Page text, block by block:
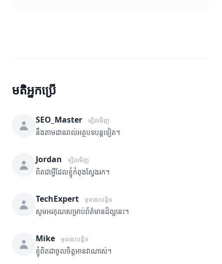
មតិអ្នកប្រើ
SEO_Master ម្សិលមិញ
នឹងតាមដានរាល់អត្ថបទបន្តទៀត។
Jordan ម្សិលមិញ
ពិតជាអ្វីដែលខ្ញុំកំពុងស្វែងរក។
TechExpert មុននេះបន្តិច
សូមអរគុណសម្រាប់ព័ត៌មានដ៏ល្អនេះ។
Mike មុននេះបន្តិច
ខ្ញុំពិតជាចូលចិត្តអានវាណាស់។